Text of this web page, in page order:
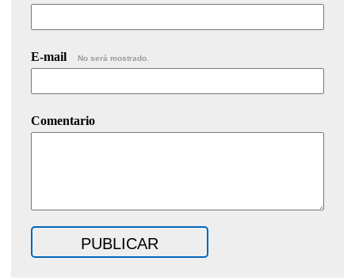
E-mail No será mostrado.
Comentario